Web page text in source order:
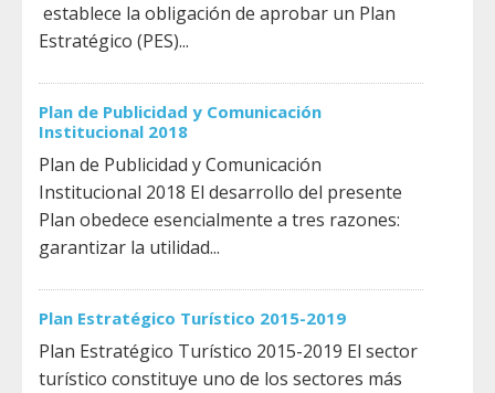
establece la obligación de aprobar un Plan
Estratégico (PES)...
Plan de Publicidad y Comunicación
Institucional 2018
Plan de Publicidad y Comunicación
Institucional 2018 El desarrollo del presente
Plan obedece esencialmente a tres razones:
garantizar la utilidad...
Plan Estratégico Turístico 2015-2019
Plan Estratégico Turístico 2015-2019 El sector
turístico constituye uno de los sectores más